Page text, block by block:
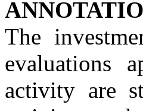
The
evaluations
activity are